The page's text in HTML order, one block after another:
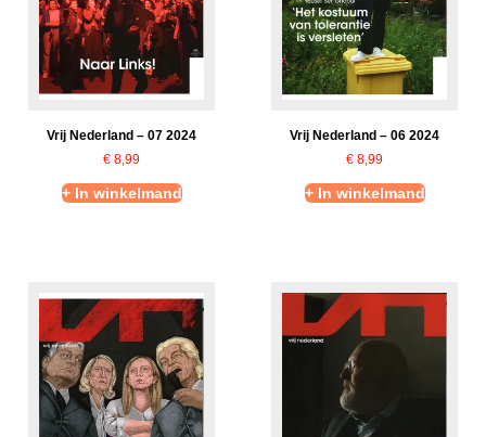
Vrij Nederland – 07 2024
€ 8,99
+ In winkelmand
Vrij Nederland – 06 2024
€ 8,99
+ In winkelmand